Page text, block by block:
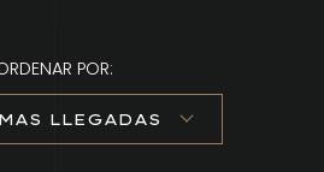
POR:
LLEGADAS